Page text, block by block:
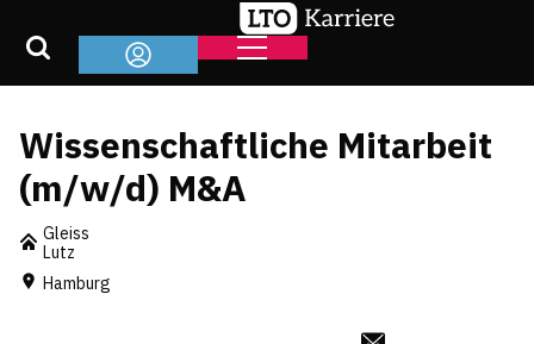
Wissenschaftliche Mitarbeit
(m/w/d) M&A
Gleiss
Lutz
Hamburg